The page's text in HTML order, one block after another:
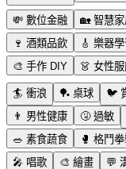
💸 數位金融 🏡 智慧
🍷 酒類品飲 🎸 樂器學
🎨 手作 DIY 👗 女性
🏄 衝浪 🏓 桌球 🐦
👨 男性健康 🤧 過敏
🥗 素食蔬食 🥊 格鬥
🎤 唱歌 🎨 繪畫 💬